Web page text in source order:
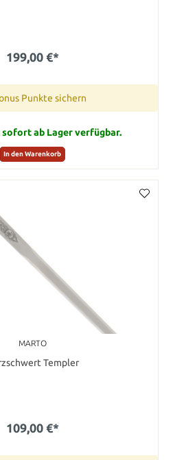
199,00 €*
Punkte sichern
ab Lager verfügbar.
In den Warenkorb
MARTO
Templer
109,00 €*